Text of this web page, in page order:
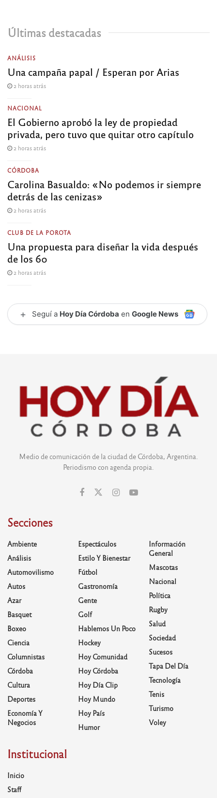
Últimas destacadas
ANÁLISIS
Una campaña papal / Esperan por Arias
2 horas atrás
NACIONAL
El Gobierno aprobó la ley de propiedad
privada, pero tuvo que quitar otro capítulo
2 horas atrás
CÓRDOBA
Carolina Basualdo: «No podemos ir siempre
detrás de las cenizas»
2 horas atrás
CLUB DE LA POROTA
Una propuesta para diseñar la vida después
de los 60
2 horas atrás
+ Seguí a Hoy Día Córdoba en Google News
Medio de comunicación de la ciudad de Córdoba, Argentina.
Periodismo con agenda propia.
Secciones
Ambiente
Análisis
Automovilismo
Autos
Azar
Basquet
Boxeo
Ciencia
Columnistas
Córdoba
Cultura
Deportes
Economía Y
Negocios
Espectáculos
Estilo Y Bienestar
Fútbol
Gastronomía
Gente
Golf
Hablemos Un Poco
Hockey
Hoy Comunidad
Hoy Córdoba
Hoy Día Clip
Hoy Mundo
Hoy País
Humor
Información
General
Mascotas
Nacional
Política
Rugby
Salud
Sociedad
Sucesos
Tapa Del Día
Tecnología
Tenis
Turismo
Voley
Institucional
Inicio
Staff